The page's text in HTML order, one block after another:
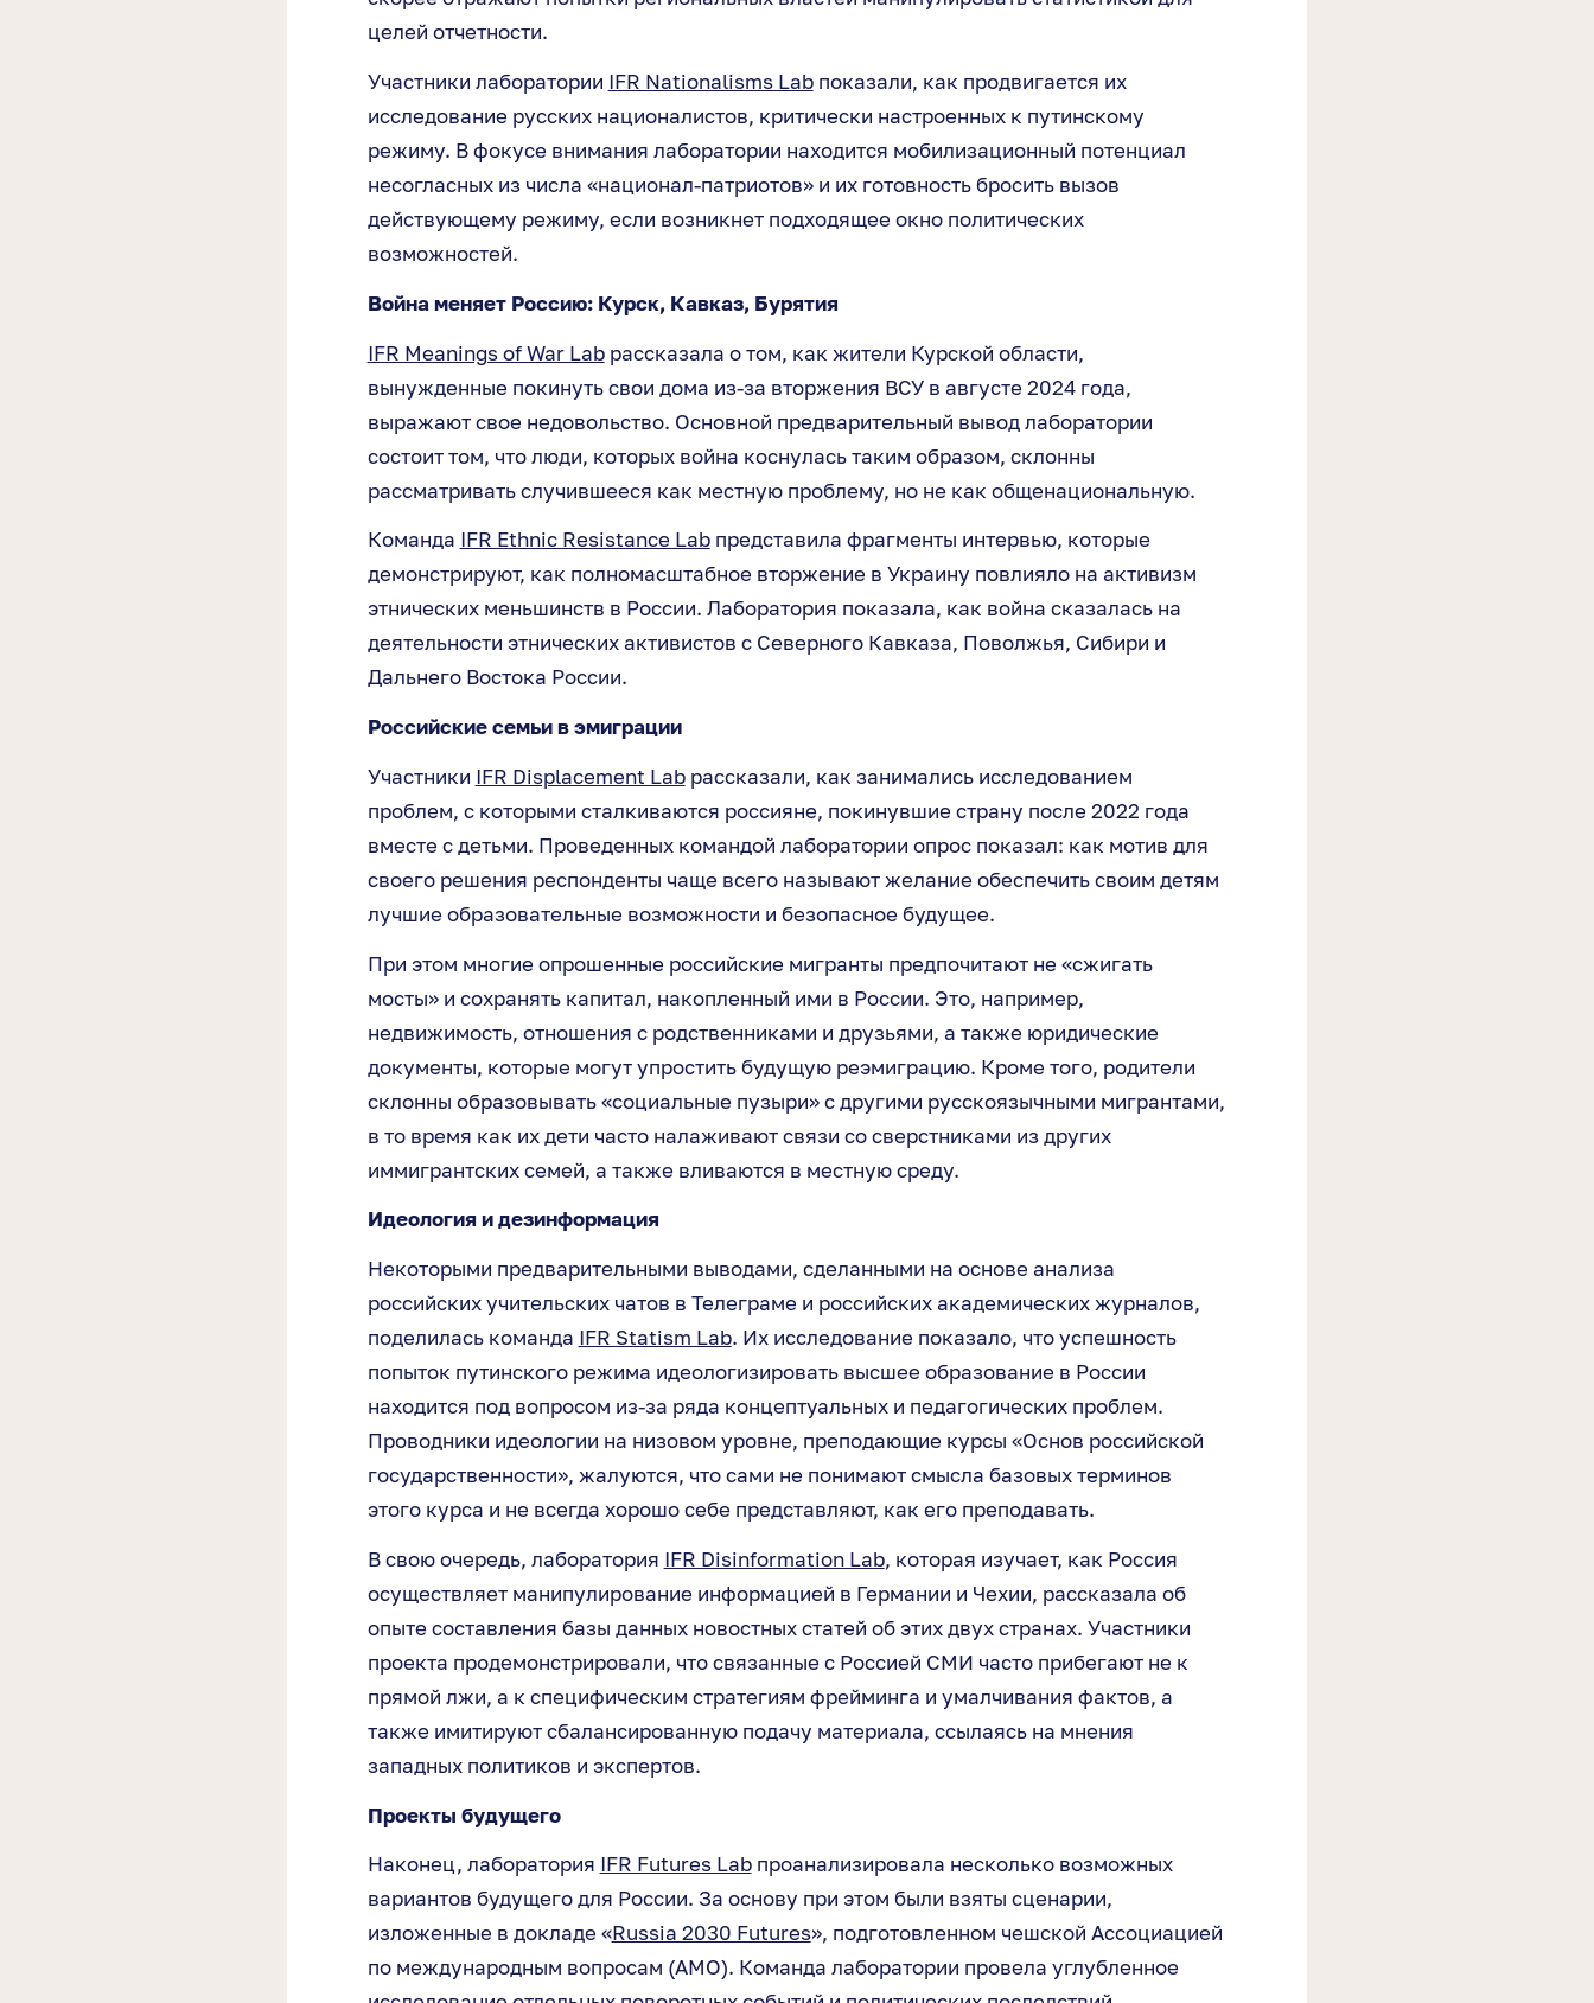
целей отчетности.
Участники лаборатории IFR Nationalisms Labпоказали, как продвигается их
исследование русских националистов, критически настроенных к путинскому
режиму. В фокусе внимания лаборатории находится мобилизационный потенциал
несогласных из числа «национал-патриотов» и их готовность бросить вызов
действующему режиму, если возникнет подходящее окно политических
возможностей.
Война меняет Россию: Курск, Кавказ, Бурятия
IFR Meanings of War Labрассказала о том, как жители Курской области,
вынужденные покинуть свои дома из-за вторжения ВСУ в августе 2024 года,
выражают свое недовольство. Основной предварительный вывод лаборатории
состоит том, что люди, которых война коснулась таким образом, склонны
рассматривать случившееся как местную проблему, но не как общенациональную.
Команда IFR Ethnic Resistance Labпредставила фрагменты интервью, которые
демонстрируют, как полномасштабное вторжение в Украину повлияло на активизм
этнических меньшинств в России. Лаборатория показала, как война сказалась на
деятельности этнических активистов с Северного Кавказа, Поволжья, Сибири и
Дальнего Востока России.
Российские семьи в эмиграции
Участники IFR Displacement Labрассказали, как занимались исследованием
проблем, с которыми сталкиваются россияне, покинувшие страну после 2022 года
вместе с детьми. Проведенных командой лаборатории опрос показал: как мотив для
своего решения респонденты чаще всего называют желание обеспечить своим детям
лучшие образовательные возможности и безопасное будущее.
При этом многие опрошенные российские мигранты предпочитают не «сжигать
мосты» и сохранять капитал, накопленный ими в России. Это, например,
недвижимость, отношения с родственниками и друзьями, а также юридические
документы, которые могут упростить будущую реэмиграцию. Кроме того, родители
склонны образовывать «социальные пузыри» с другими русскоязычными мигрантами,
в то время как их дети часто налаживают связи со сверстниками из других
иммигрантских семей, а также вливаются в местную среду.
Идеология и дезинформация
Некоторыми предварительными выводами, сделанными на основе анализа
российских учительских чатов в Телеграме и российских академических журналов,
поделилась команда IFR Statism Lab. Их исследование показало, что успешность
попыток путинского режима идеологизировать высшее образование в России
находится под вопросом из-за ряда концептуальных и педагогических проблем.
Проводники идеологии на низовом уровне, преподающие курсы «Основ российской
государственности», жалуются, что сами не понимают смысла базовых терминов
этого курса и не всегда хорошо себе представляют, как его преподавать.
В свою очередь, лаборатория IFR Disinformation Lab, которая изучает, как Россия
осуществляет манипулирование информацией в Германии и Чехии, рассказала об
опыте составления базы данных новостных статей об этих двух странах. Участники
проекта продемонстрировали, что связанные с Россией СМИ часто прибегают не к
прямой лжи, а к специфическим стратегиям фрейминга и умалчивания фактов, а
также имитируют сбалансированную подачу материала, ссылаясь на мнения
западных политиков и экспертов.
Проекты будущего
Наконец, лаборатория IFR Futures Labпроанализировала несколько возможных
вариантов будущего для России. За основу при этом были взяты сценарии,
изложенные в докладе «Russia 2030 Futures», подготовленном чешской Ассоциацией
по международным вопросам (AMO). Команда лаборатории провела углубленное